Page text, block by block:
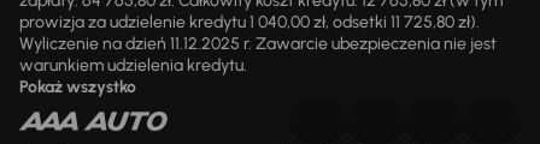
prowizja za udzielenie kredytu 1 040,00 zł, odsetki 11 725,80 zł).
Wyliczenie na dzień 11.12.2025 r. Zawarcie ubezpieczenia nie jest
warunkiem udzielenia kredytu.
Pokaż wszystko